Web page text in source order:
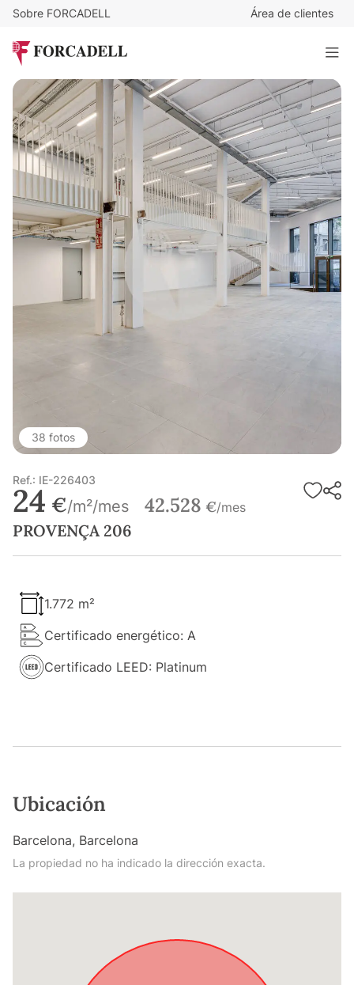
Sobre FORCADELL Área de clientes
PROVENÇA 206
1.772 m²
38 fotos
Ref.: IE-226403
24 €/m²/mes 42.528 €/mes
PROVENÇA 206
1.772 m²
Certificado energético: A
Certificado LEED: Platinum
Ubicación
Barcelona, Barcelona
La propiedad no ha indicado la dirección exacta.